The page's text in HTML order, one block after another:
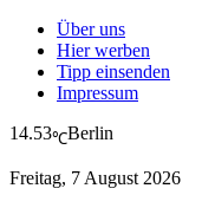
Über uns
Hier werben
Tipp einsenden
Impressum
14.53℃Berlin
Freitag, 7 August 2026